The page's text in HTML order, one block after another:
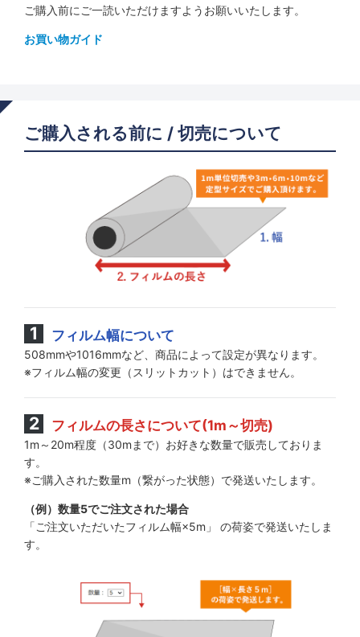
ご購入前にご一読いただけますようお願いいたします。
お買い物ガイド
ご購入される前に / 切売について
フィルム幅について
508mmや1016mmなど、商品によって設定が異なります。
※フィルム幅の変更（スリットカット）はできません。
フィルムの長さについて(1m～切売)
1m～20m程度（30mまで）お好きな数量で販売しておりま
す。
※ご購入された数量m（繋がった状態）で発送いたします。
（例）数量5でご注文された場合
「ご注文いただいたフィルム幅×5m」 の荷姿で発送いたしま
す。